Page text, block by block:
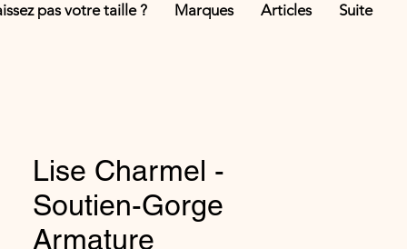
pas votre taille ? Marques Articles Suite
Lise Charmel -
Soutien-Gorge
Armature